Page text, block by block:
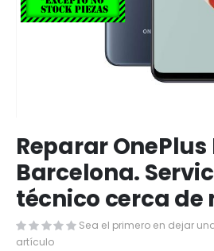
al
comienzo
de
la
galería
de
imágenes
Reparar OnePlus
Barcelona.
técnico cerca de
Sea el primero en dejar
artículo